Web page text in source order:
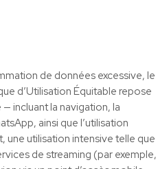
de données excessive, le
d’Utilisation Équitable repose
incluant la navigation, la
ainsi que l’utilisation
une utilisation intensive telle que
de streaming (par exemple,